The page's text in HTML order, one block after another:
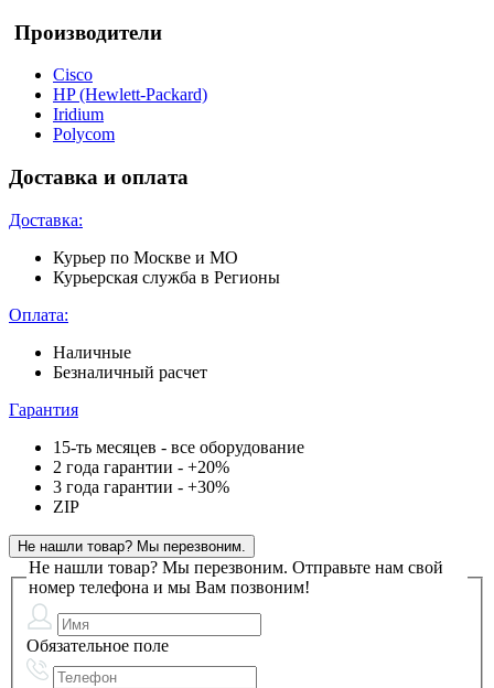
Производители
Cisco
HP (Hewlett-Packard)
Iridium
Polycom
Доставка и оплата
Доставка:
Курьер по Москве и МО
Курьерская служба в Регионы
Оплата:
Наличные
Безналичный расчет
Гарантия
15-ть месяцев - все оборудование
2 года гарантии - +20%
3 года гарантии - +30%
ZIP
Не нашли товар? Мы перезвоним.
Не нашли товар? Мы перезвоним. Отправьте нам свой
номер телефона и мы Вам позвоним!
Обязательное поле